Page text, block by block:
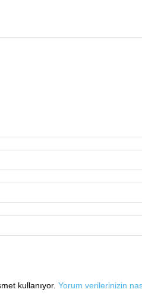
kullanıyor. Yorum verilerinizin